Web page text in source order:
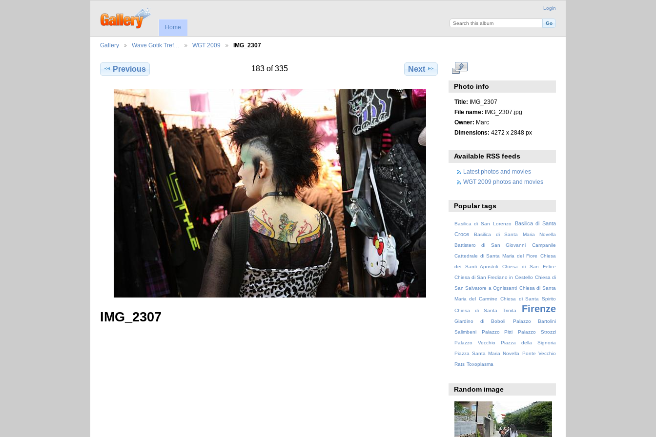
Login
Home
Gallery Wave Gotik Tref… WGT 2009 IMG_2307
Previous 183 of 335 Next
IMG_2307
Photo info
Title: IMG_2307
File name: IMG_2307.jpg
Owner: Marc
Dimensions: 4272 x 2848 px
Available RSS feeds
Latest photos and movies
WGT 2009 photos and movies
Popular tags
Basilica di San Lorenzo
Basilica di Santa
Croce
Basilica di Santa Maria Novella
Battistero di San Giovanni
Campanile
Cattedrale di Santa Maria del Fiore
Chiesa
dei Santi Apostoli
Chiesa di San Felice
Chiesa di San Frediano in Cestello Chiesa di
San Salvatore a Ognissanti Chiesa di Santa
Maria del Carmine
Chiesa di Santa Spirito
Chiesa di Santa Trinita Firenze
Giardino di Boboli
Palazzo Bartolini
Salimbeni
Palazzo Pitti
Palazzo Strozzi
Palazzo Vecchio
Piazza della Signoria
Piazza Santa Maria Novella
Ponte Vecchio
Rats Toxoplasma
Random image